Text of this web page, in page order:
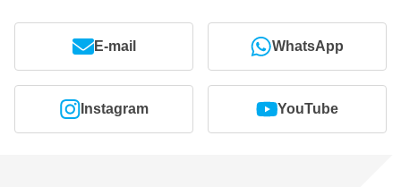
E-mail WhatsApp
Instagram YouTube